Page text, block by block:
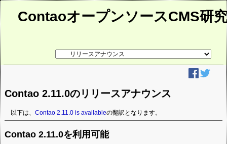
ContaoオープンソースCMS研
ジ
Contao 2.11.0のリリースアナウンス
以下は、Contao 2.11.0 is availableの翻訳となります。
Contao 2.11.0を利用可能